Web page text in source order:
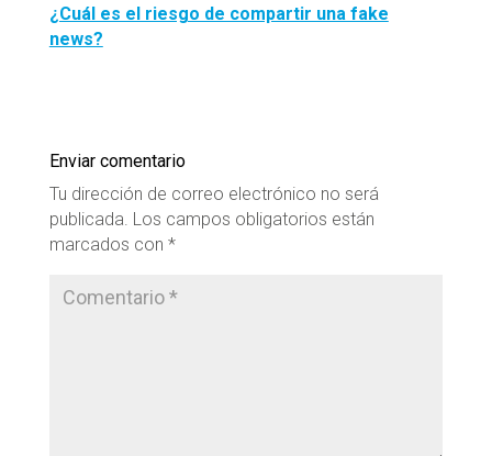
¿Cuál es el riesgo de compartir una fake
news?
Enviar comentario
Tu dirección de correo electrónico no será
publicada. Los campos obligatorios están
marcados con *